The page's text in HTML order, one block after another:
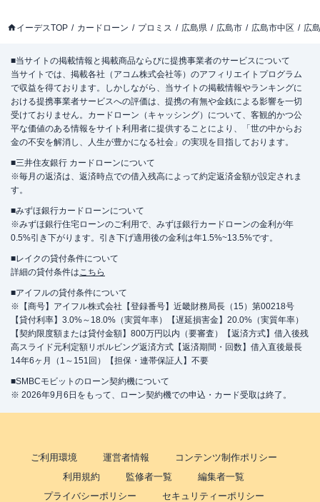
イーデスTOP カードローン プロミス 広島県 広島市 広島市中区 広
■当サイトの掲載情報と掲載商品ならびに提携事業者のサービスについて
当サイトでは、掲載各社（アコム株式会社等）のアフィリエイトプログラム
で収益を得ております。しかしながら、当サイトの掲載情報やランキングに
おける提携事業者サービスへの評価は、提携の有無や金銭による影響を一切
受けておりません。カードローン（キャッシング）について、客観的かつ公
平な価値のある情報をサイト利用者に提供することにより、「世の中からお
金の不安を解消し、人生が豊かになる社会」の実現を目指しております。
■三井住友銀行 カードローンについて
※毎月の返済は、返済時点での借入残高によって約定返済金額が設定されま
す。
■みずほ銀行カードローンについて
※みずほ銀行住宅ローンのご利用で、みずほ銀行カードローンの金利が年
0.5%引き下がります。引き下げ適用後の金利は年1.5%~13.5%です。
■レイクの貸付条件について
詳細の貸付条件はこちら
■アイフルの貸付条件について
※【商号】アイフル株式会社【登録番号】近畿財務局長（15）第00218号
【貸付利率】3.0%～18.0%（実質年率）【遅延損害金】20.0%（実質年率）
【契約限度額または貸付金額】800万円以内（要審査）【返済方式】借入後残
高スライド元利定額リボルビング返済方式【返済期間・回数】借入直後最長
14年6ヶ月（1～151回）【担保・連帯保証人】不要
■SMBCモビットのローン契約機について
※ 2026年9月6日をもって、ローン契約機での申込・カード受取は終了。
ご利用環境 運営者情報
コンテンツ制作ポリシー
利用規約
監修者一覧
編集者一覧
プライバシーポリシー
セキュリティーポリシー